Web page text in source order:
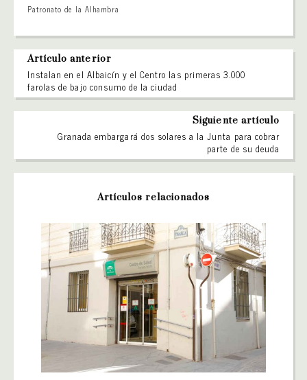
Patronato de la Alhambra
Artículo anterior
Instalan en el Albaicín y el Centro las primeras 3.000
farolas de bajo consumo de la ciudad
Siguiente artículo
Granada embargará dos solares a la Junta para cobrar
parte de su deuda
Artículos relacionados